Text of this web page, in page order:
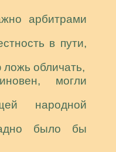
арбитрами
в пути,
обличать,
могли
народной
было бы